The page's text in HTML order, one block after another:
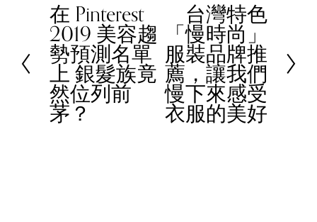
P
r
e
i
o
在 Pinterest
2019 美容趨
勢預測名單
上 銀髮族竟
然位列前
茅？
台灣特色
「慢時尚」
服裝品牌推
薦，讓我們
慢下來感受
衣服的美好